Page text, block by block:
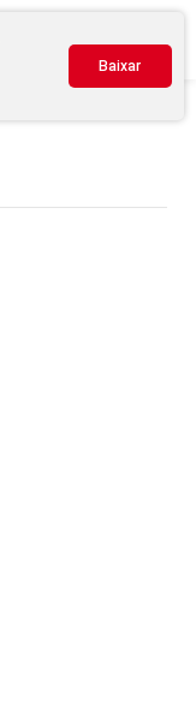
Baixar